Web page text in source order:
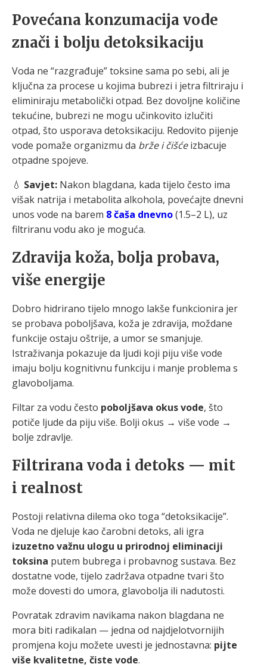
Povećana konzumacija vode
znači i bolju detoksikaciju
Voda ne “razgrađuje” toksine sama po sebi, ali je
ključna za procese u kojima bubrezi i jetra filtriraju i
eliminiraju metabolički otpad. Bez dovoljne količine
tekućine, bubrezi ne mogu učinkovito izlučiti
otpad, što usporava detoksikaciju. Redovito pijenje
vode pomaže organizmu da brže i čišćeizbacuje
otpadne spojeve.
💧 Savjet: Nakon blagdana, kada tijelo često ima
višak natrija i metabolita alkohola, povećajte dnevni
unos vode na barem 8 čaša dnevno(1.5–2 L), uz
filtriranu vodu ako je moguća.
Zdravija koža, bolja probava,
više energije
Dobro hidrirano tijelo mnogo lakše funkcionira jer
se probava poboljšava, koža je zdravija, moždane
funkcije ostaju oštrije, a umor se smanjuje.
Istraživanja pokazuje da ljudi koji piju više vode
imaju bolju kognitivnu funkciju i manje problema s
glavoboljama.
Filtar za vodu često poboljšava okus vode, što
potiče ljude da piju više. Bolji okus → više vode →
bolje zdravlje.
Filtrirana voda i detoks — mit
i realnost
Postoji relativna dilema oko toga “detoksikacije”.
Voda ne djeluje kao čarobni detoks, ali igra
izuzetno važnu ulogu u prirodnoj eliminaciji
toksina putem bubrega i probavnog sustava. Bez
dostatne vode, tijelo zadržava otpadne tvari što
može dovesti do umora, glavobolja ili nadutosti.
Povratak zdravim navikama nakon blagdana ne
mora biti radikalan — jedna od najdjelotvornijih
promjena koju možete uvesti je jednostavna: pijte
više kvalitetne, čiste vode.